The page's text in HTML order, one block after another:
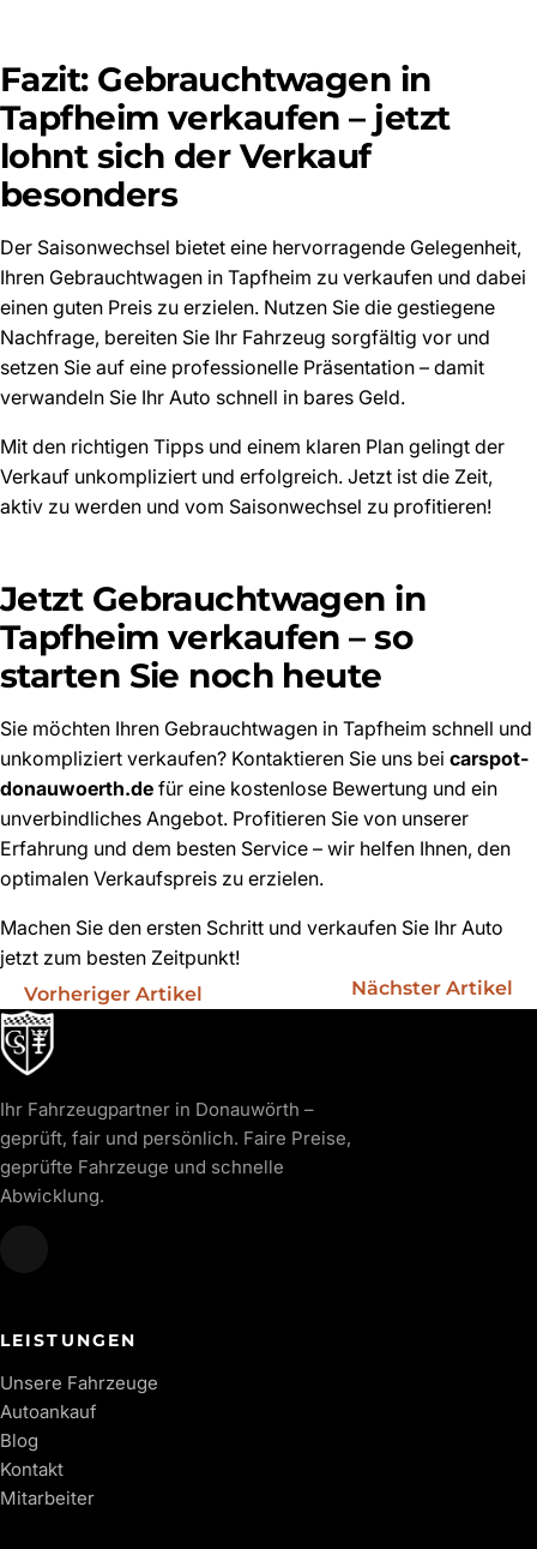
Fazit: Gebrauchtwagen in
Tapfheim verkaufen – jetzt
lohnt sich der Verkauf
besonders
Der Saisonwechsel bietet eine hervorragende Gelegenheit,
Ihren Gebrauchtwagen in Tapfheim zu verkaufen und dabei
einen guten Preis zu erzielen. Nutzen Sie die gestiegene
Nachfrage, bereiten Sie Ihr Fahrzeug sorgfältig vor und
setzen Sie auf eine professionelle Präsentation – damit
verwandeln Sie Ihr Auto schnell in bares Geld.
Mit den richtigen Tipps und einem klaren Plan gelingt der
Verkauf unkompliziert und erfolgreich. Jetzt ist die Zeit,
aktiv zu werden und vom Saisonwechsel zu profitieren!
Jetzt Gebrauchtwagen in
Tapfheim verkaufen – so
starten Sie noch heute
Sie möchten Ihren Gebrauchtwagen in Tapfheim schnell und
unkompliziert verkaufen? Kontaktieren Sie uns bei carspot-
donauwoerth.de für eine kostenlose Bewertung und ein
unverbindliches Angebot. Profitieren Sie von unserer
Erfahrung und dem besten Service – wir helfen Ihnen, den
optimalen Verkaufspreis zu erzielen.
Machen Sie den ersten Schritt und verkaufen Sie Ihr Auto
jetzt zum besten Zeitpunkt!
Vorheriger Artikel Nächster Artikel
Ihr Fahrzeugpartner in Donauwörth –
geprüft, fair und persönlich. Faire Preise,
geprüfte Fahrzeuge und schnelle
Abwicklung.
LEISTUNGEN
Unsere Fahrzeuge
Autoankauf
Blog
Kontakt
Mitarbeiter